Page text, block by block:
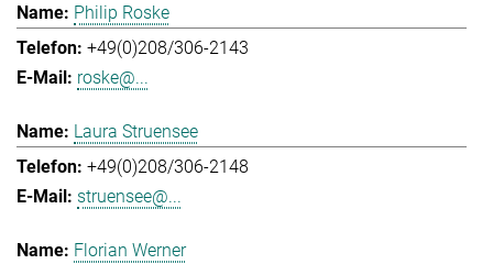
Philip Roske
+49(0)208/306-2143
roske@...
Laura Struensee
+49(0)208/306-2148
struensee@...
Florian Werner